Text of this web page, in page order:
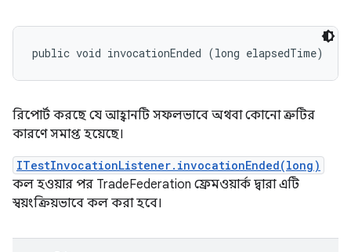
public void invocationEnded (long elapsedTime)
রিপোর্ট করছে যে আহ্বানটি সফলভাবে অথবা কোনো ত্রুটির
কারণে সমাপ্ত হয়েছে।
ITestInvocationListener.invocationEnded(long)
কল হওয়ার পর TradeFederation ফ্রেমওয়ার্ক দ্বারা এটি
স্বয়ংক্রিয়ভাবে কল করা হবে।